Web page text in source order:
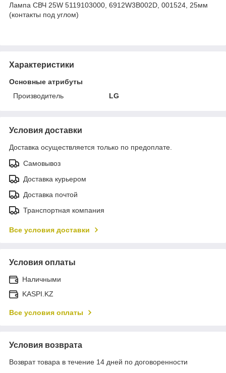
Лампа СВЧ 25W 5119103000, 6912W3B002D, 001524, 25мм
(контакты под углом)
Характеристики
Основные атрибуты
Производитель
LG
Условия доставки
Доставка осуществляется только по предоплате.
Самовывоз
Доставка курьером
Доставка почтой
Транспортная компания
Все условия доставки
Условия оплаты
Наличными
KASPI.KZ
Все условия оплаты
Условия возврата
Возврат товара в течение 14 дней по договоренности